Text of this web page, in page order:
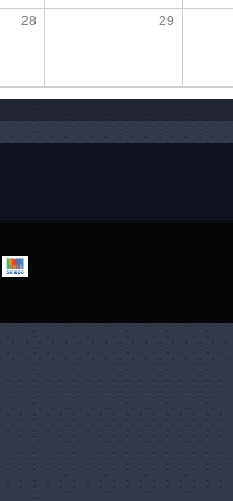
28 29